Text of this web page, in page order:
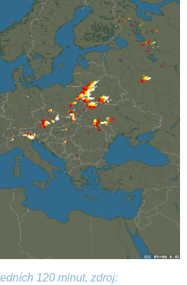
120 minut, zdroj: